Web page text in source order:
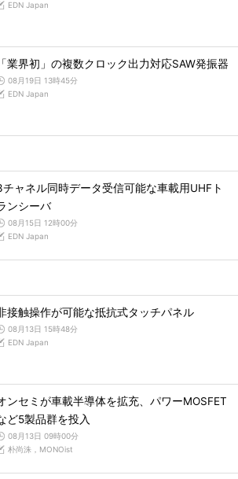
EDN Japan
「業界初」の複数クロック出力対応SAW発振器
08月19日 13時45分
EDN Japan
チャネル同時データ受信可能な車載用UHFト
ンシーバ
08月15日 12時00分
EDN Japan
接触操作が可能な抵抗式タッチパネル
08月13日 15時48分
EDN Japan
ンセミが車載半導体を拡充、パワーMOSFET
ど5製品群を投入
08月13日 09時00分
朴尚洙，MONOist